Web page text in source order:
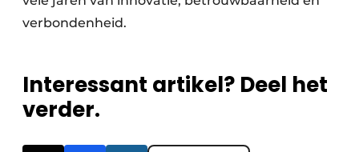
verbondenheid.
Interessant artikel? Deel het
verder.